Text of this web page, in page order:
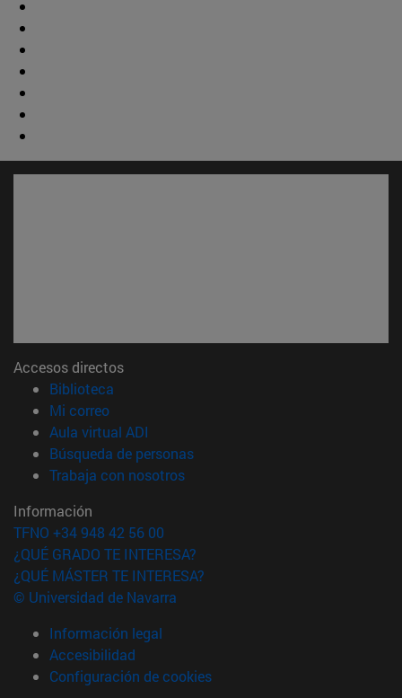
Accesos directos
Biblioteca
Mi correo(abre en nueva ventana)
Aula virtual ADI
Búsqueda de personas(abre en nueva ventana)
Trabaja con nosotros(abre en nueva ventana)
Información
TFNO +34 948 42 56 00
¿QUÉ GRADO TE INTERESA?
¿QUÉ MÁSTER TE INTERESA?
© Universidad de Navarra
Información legal
Accesibilidad
Configuración de cookies